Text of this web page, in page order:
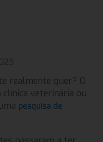
realmente quer? O
clínica veterinária ou
pesquisa de